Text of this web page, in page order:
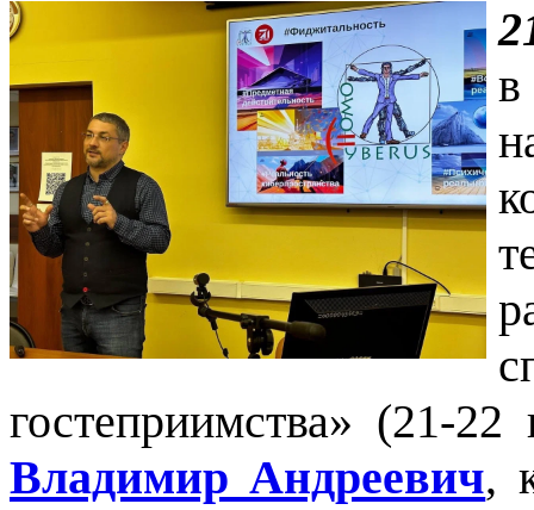
гостеприимства» (21-
Владимир Андреевич,